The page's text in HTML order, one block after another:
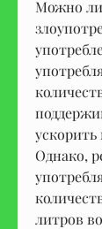
Можно ли
ускорить
Однако,
литров